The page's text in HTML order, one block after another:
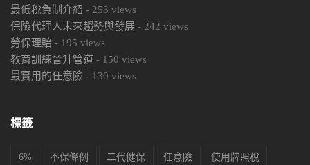
最低稅負制介紹 - 253 views
保險代理人未來趨勢與發展 - 242 views
勞保理賠 - 195 views
教育訓練晉升管道 - 150 views
最實用的任意險 - 130 views
標籤
6% 不保條例 二代健保 任意險 使用牌照稅